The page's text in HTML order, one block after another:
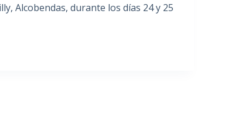
Alcobendas, durante los días 24 y 25